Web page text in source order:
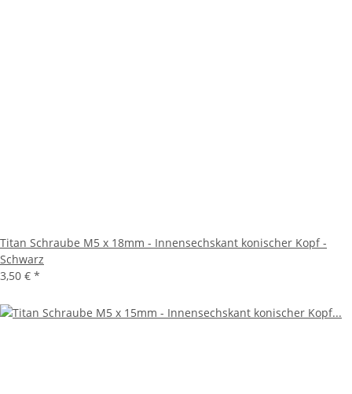
Titan Schraube M5 x 18mm - Innensechskant konischer Kopf -
Schwarz
3,50 € *